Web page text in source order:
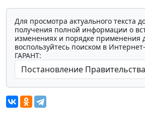
Для просмотра актуального текста
получения полной информации о
изменениях и порядке применения
воспользуйтесь поиском в
ГАРАНТ: